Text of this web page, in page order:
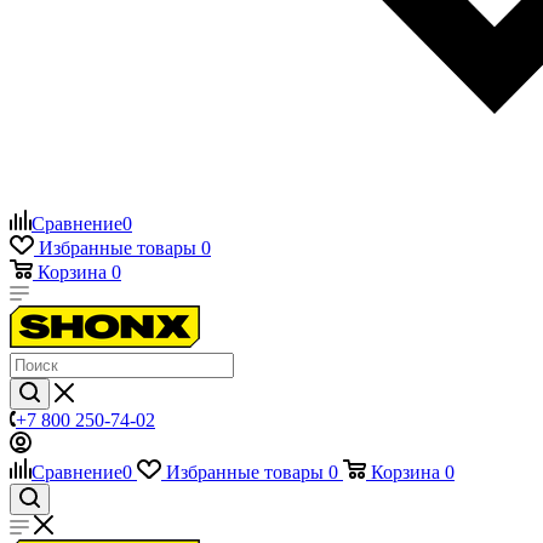
Сравнение0
Избранные товары 0
Корзина 0
+7 800 250-74-02
Сравнение0 Избранные товары 0 Корзина 0